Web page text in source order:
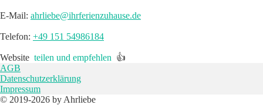
E-Mail: ahrliebe@ihrferienzuhause.de
Telefon: +49 151 54986184
Website teilen und empfehlen 👍
AGB
Datenschutzerklärung
Impressum
© 2019-2026 by Ahrliebe